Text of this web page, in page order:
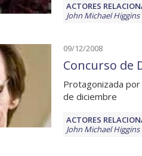
ACTORES
John Michael Higgins
09/12/2008
Concurso de
Protagonizada por
de diciembre
ACTORES
John Michael Higgins